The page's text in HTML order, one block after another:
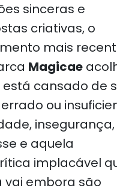
sinceras e
criativas, o
mais
Magicae
cansado de
ou
insegurança,
e aquela
implacável
vai embora são